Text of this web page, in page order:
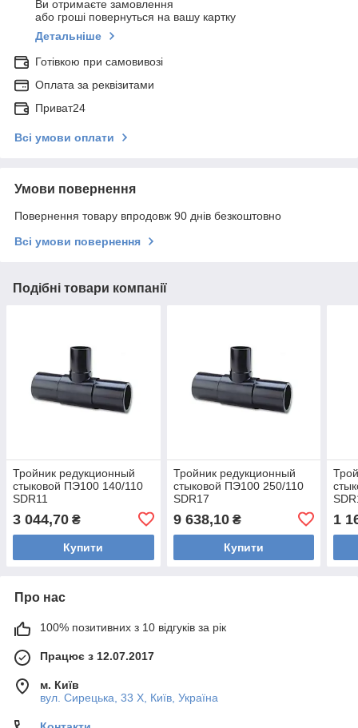
Ви отримаєте замовлення
або гроші повернуться на вашу картку
Детальніше
Готівкою при самовивозі
Оплата за реквізитами
Приват24
Всі умови оплати
Умови повернення
Повернення товару впродовж 90 днів безкоштовно
Всі умови повернення
Подібні товари компанії
Тройник редукционный
стыковой ПЭ100 140/110
SDR11
3 044,70 ₴
Купити
Тройник редукционный
стыковой ПЭ100 250/110
SDR17
9 638,10₴
Купити
1
Про нас
100% позитивних з 10 відгуків за рік
Працює з 12.07.2017
м. Київ
вул. Сирецька, 33 Х, Київ, Україна